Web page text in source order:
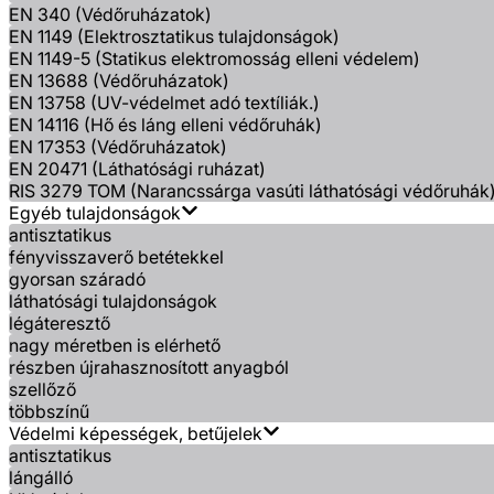
EN 340 (Védőruházatok)
EN 1149 (Elektrosztatikus tulajdonságok)
EN 1149-5 (Statikus elektromosság elleni védelem)
EN 13688 (Védőruházatok)
EN 13758 (UV-védelmet adó textíliák.)
EN 14116 (Hő és láng elleni védőruhák)
EN 17353 (Védőruházatok)
EN 20471 (Láthatósági ruházat)
RIS 3279 TOM (Narancssárga vasúti láthatósági
Egyéb tulajdonságok
antisztatikus
fényvisszaverő betétekkel
gyorsan száradó
láthatósági tulajdonságok
légáteresztő
nagy méretben is elérhető
részben újrahasznosított anyagból
szellőző
többszínű
Védelmi képességek, betűjelek
antisztatikus
lángálló